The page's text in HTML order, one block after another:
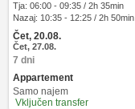
Tja: 06:00 - 09:35 / 2h 35min
Nazaj: 10:35 - 12:25 / 2h 50min
Čet, 20.08.
Čet, 27.08.
7 dni
Appartement
Samo najem
Vključen transfer